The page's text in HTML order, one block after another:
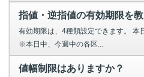
指値・逆指値の有効期限を教
有効期限は、4種類設定できます。 本
※本日中、今週中の各区...
値幅制限はありますか？